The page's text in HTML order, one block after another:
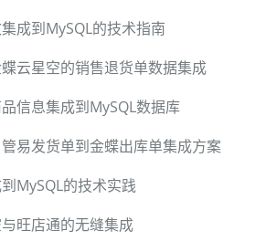
成到MySQL的技术指南
云星空的销售退货单数据集成
信息集成到MySQL数据库
易发货单到金蝶出库单集成方案
MySQL的技术实践
旺店通的无缝集成